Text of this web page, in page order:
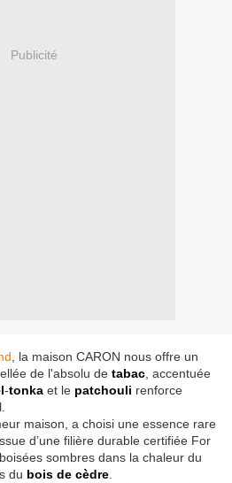
Publicité
, la maison CARON nous offre un
de l'absolu de tabac , accentuée
-tonka et le patchouli renforce
maison, a choisi une essence rare
d’une filière durable certifiée For
sombres dans la chaleur du
du bois de cèdre